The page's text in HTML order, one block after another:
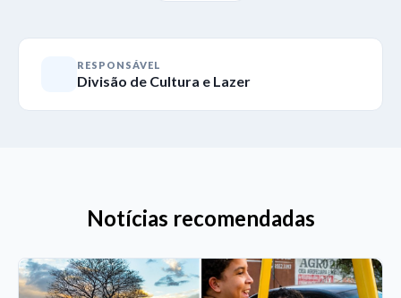
RESPONSÁVEL
Divisão de Cultura e Lazer
Notícias recomendadas